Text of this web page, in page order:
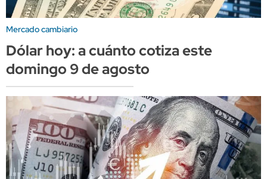
Mercado cambiario
Dólar hoy: a cuánto cotiza este
domingo 9 de agosto